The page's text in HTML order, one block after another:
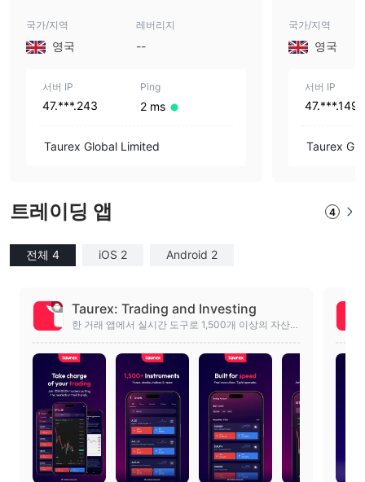
국가/지역
영국
레버리지
--
서버 IP
47.***.243
Ping
2 ms
Taurex Global Limited
국가/지역
영국
서버 IP
47.***.149
Taurex
트레이딩 앱 4
전체 4 iOS 2 Android 2
Taurex: Trading and Investing
한 거래 앱에서 실시간 도구로 1,500개 이상의 자산